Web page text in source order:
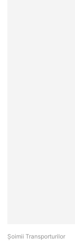
Șoimii Transporturilor